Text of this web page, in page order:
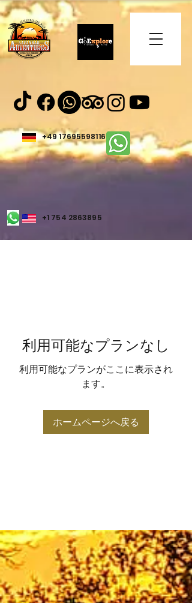
+49 17695598116
+1 754 2863895
利用可能なプランなし
利用可能なプランがここに表示され
ます。
ホームページへ戻る